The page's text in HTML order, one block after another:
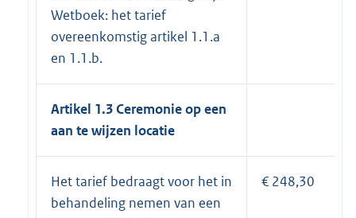
Wetboek: het tarief
overeenkomstig artikel 1.1.a
en 1.1.b.
Artikel 1.3Ceremonie op een
aan te wijzen locatie
Het tarief bedraagt voor het in
behandeling nemen van een
€ 248,30